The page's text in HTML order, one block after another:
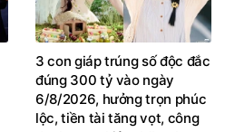
3 con giáp trúng số độc đắc
đúng 300 tỷ vào ngày
6/8/2026, hưởng trọn phúc
lộc, tiền tài tăng vọt, công